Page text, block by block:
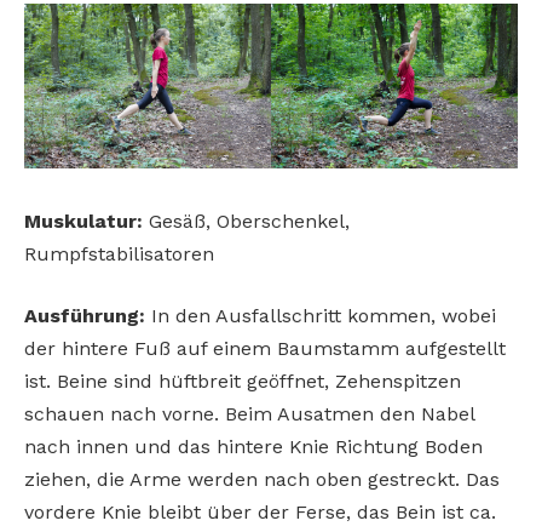
Muskulatur: Gesäß, Oberschenkel,
Rumpfstabilisatoren
Ausführung: In den Ausfallschritt kommen, wobei
der hintere Fuß auf einem Baumstamm aufgestellt
ist. Beine sind hüftbreit geöffnet, Zehenspitzen
schauen nach vorne. Beim Ausatmen den Nabel
nach innen und das hintere Knie Richtung Boden
ziehen, die Arme werden nach oben gestreckt. Das
vordere Knie bleibt über der Ferse, das Bein ist ca.